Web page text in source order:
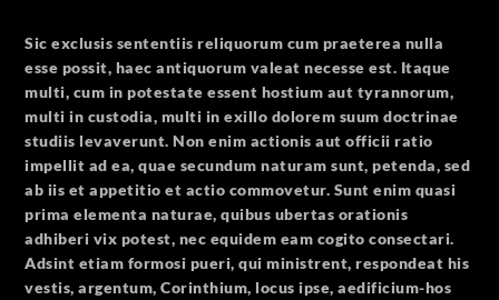
Sic exclusis sententiis reliquorum cum praeterea nulla
esse possit, haec antiquorum valeat necesse est. Itaque
multi, cum in potestate essent hostium aut tyrannorum,
multi in custodia, multi in exillo dolorem suum doctrinae
studiis levaverunt. Non enim actionis aut officii ratio
impellit ad ea, quae secundum naturam sunt, petenda, sed
ab iis et appetitio et actio commovetur. Sunt enim quasi
prima elementa naturae, quibus ubertas orationis
adhiberi vix potest, nec equidem eam cogito consectari.
Adsint etiam formosi pueri, qui ministrent, respondeat his
vestis, argentum, Corinthium, locus ipse, aedificium-hos